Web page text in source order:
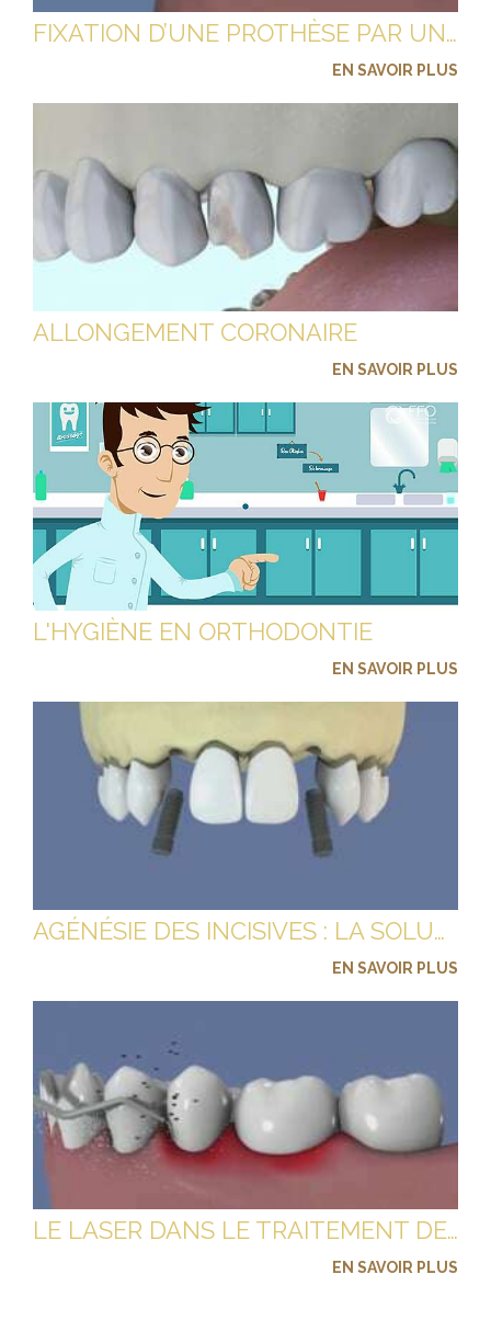
FIXATION D’UNE PROTHÈSE PAR UNE BARRE SUR 2 IMPLANTS
EN SAVOIR PLUS
ALLONGEMENT CORONAIRE
EN SAVOIR PLUS
L'HYGIÈNE EN ORTHODONTIE
EN SAVOIR PLUS
AGÉNÉSIE DES INCISIVES : LA SOLUTION DES IMPLANTS DENTAIRES
EN SAVOIR PLUS
LE LASER DANS LE TRAITEMENT DE LA PARODONTITE
EN SAVOIR PLUS